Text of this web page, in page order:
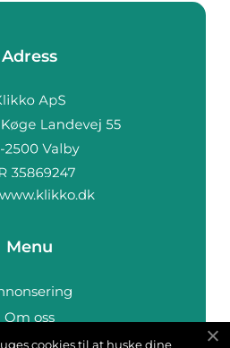
Adress
www.klikko.dk
Menu
Om oss
Cookiescookies til at huske dine